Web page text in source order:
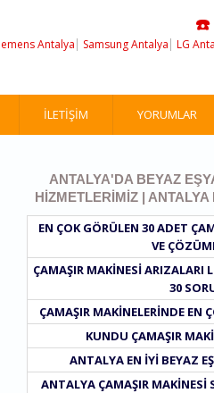
☎️
Antalya Samsung Antalya LG
İLETIŞIM YORUMLAR
ANTALYA'DA BEYAZ
HIZMETLERIMIZ |
EN ÇOK GÖRÜLEN 30 ADET
VE
ÇAMAŞIR MAKINESI ARIZALARI
30
ÇAMAŞIR MAKINELERINDE EN
KUNDU ÇAMAŞIR
ANTALYA EN IYI BEYAZ
ANTALYA ÇAMAŞIR MAKINESI